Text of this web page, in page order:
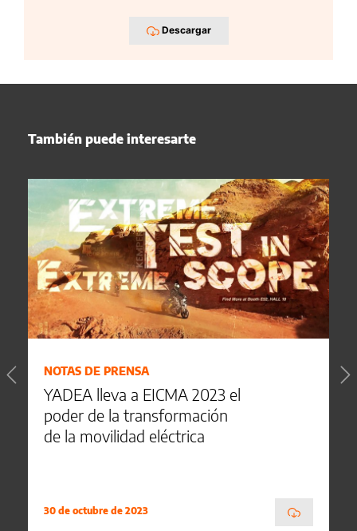
Descargar
También puede interesarte
NOTAS DE PRENSA
YADEA lleva a EICMA 2023 el
poder de la transformación
de la movilidad eléctrica
30 de octubre de 2023